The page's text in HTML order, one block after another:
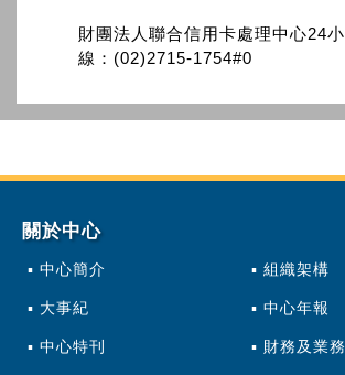
財團法人聯合信用卡處理中心24小
線：(02)2715-1754#0
關於中心
中心簡介 組織架構
大事紀 中心年報
中心特刊 財務及業